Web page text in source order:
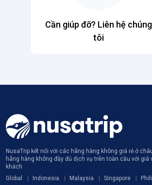
Cần giúp đỡ? Liên hệ chúng
tôi
NusaTrip kết nối với các hãng hàng không giá rẻ ở
hãng hàng không đầy đủ dịch vụ trên toàn cầu với giá
khách
Global
Indonesia Malaysia Singapore